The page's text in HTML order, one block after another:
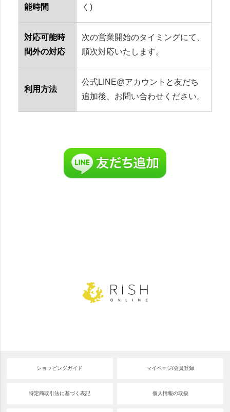
能時間
く)
対応可能時
間外の対応
次の営業開始のタイミングにて、
順次対応いたします。
利用方法
公式LINE@アカウントと友だち
追加後、お問い合わせください。
ショッピングガイド マイページ/会員登録
特定商取引法に基づく表記 個人情報の取扱